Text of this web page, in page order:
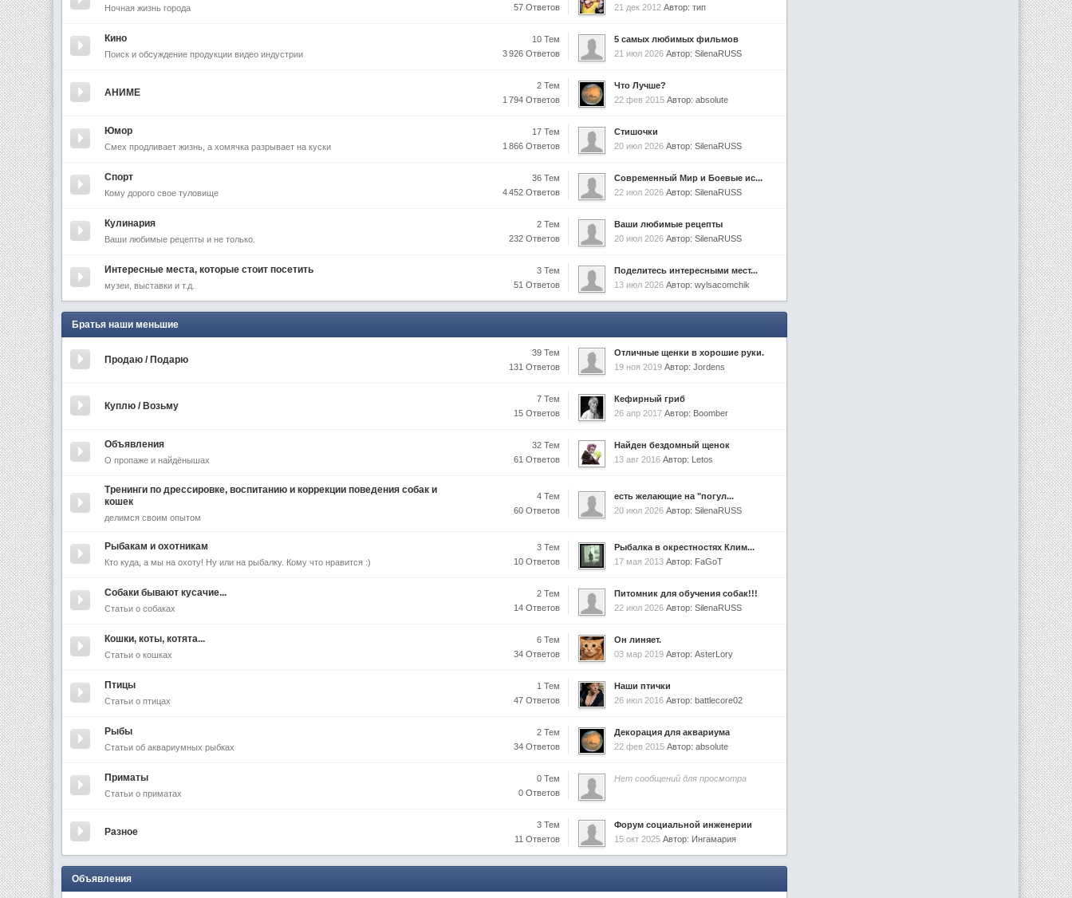
Ночная жизнь города
57 Ответов
21 дек 2012 Автор: тип
Кино
Поиск и обсуждение продукции видео индустрии
10 Тем
3 926 Ответов
5 самых любимых фильмов
21 июл 2026 Автор: SilenaRUSS
АНИМЕ
2 Тем
1 794 Ответов
Что Лучше?
22 фев 2015 Автор: absolute
Юмор
Смех продливает жизнь, а хомячка разрывает на куски
17 Тем
1 866 Ответов
Стишочки
20 июл 2026 Автор: SilenaRUSS
Спорт
Кому дорого свое туловище
36 Тем
4 452 Ответов
Современный Мир и Боевые ис...
22 июл 2026 Автор: SilenaRUSS
Кулинария
Ваши любимые рецепты и не только.
2 Тем
232 Ответов
Ваши любимые рецепты
20 июл 2026 Автор: SilenaRUSS
Интересные места, которые стоит посетить
музеи, выставки и т.д.
3 Тем
51 Ответов
Поделитесь интересными мест...
13 июл 2026 Автор: wylsacomchik
Братья наши меньшие
Продаю / Подарю
39 Тем
131 Ответов
Отличные щенки в хорошие руки.
19 ноя 2019 Автор: Jordens
Куплю / Возьму
7 Тем
15 Ответов
Кефирный гриб
26 апр 2017 Автор: Boomber
Объявления
О пропаже и найдёнышах
32 Тем
61 Ответов
Найден бездомный щенок
13 авг 2016 Автор: Letos
Тренинги по дрессировке, воспитанию и коррекции поведения собак и
кошек
делимся своим опытом
4 Тем
60 Ответов
есть желающие на "погул...
20 июл 2026 Автор: SilenaRUSS
Рыбакам и охотникам
Кто куда, а мы на охоту! Ну или на рыбалку. Кому что нравится :)
3 Тем
10 Ответов
Рыбалка в окрестностях Клим...
17 мая 2013 Автор: FaGoT
Собаки бывают кусачие...
Статьи о собаках
2 Тем
14 Ответов
Питомник для обучения собак!!!
22 июл 2026 Автор: SilenaRUSS
Кошки, коты, котята...
Статьи о кошках
6 Тем
34 Ответов
Он линяет.
03 мар 2019 Автор: AsterLory
Птицы
Статьи о птицах
1 Тем
47 Ответов
Наши птички
26 июл 2016 Автор: battlecore02
Рыбы
Статьи об аквариумных рыбках
2 Тем
34 Ответов
Декорация для аквариума
22 фев 2015 Автор: absolute
Приматы
Статьи о приматах
0 Тем
0 Ответов
Нет сообщений для просмотра
Разное
3 Тем
11 Ответов
Форум социальной инженерии
15 окт 2025 Автор: Ингамария
Объявления